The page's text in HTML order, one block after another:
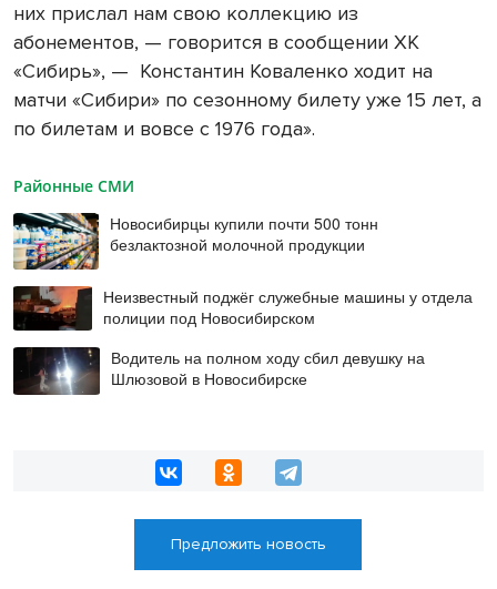
них прислал нам свою коллекцию из
абонементов, — говорится в сообщении ХК
«Сибирь», — Константин Коваленко ходит на
матчи «Сибири» по сезонному билету уже 15 лет, а
по билетам и вовсе с 1976 года».
Районные СМИ
Новосибирцы купили почти 500 тонн
безлактозной молочной продукции
Неизвестный поджёг служебные машины у отдела
полиции под Новосибирском
Водитель на полном ходу сбил девушку на
Шлюзовой в Новосибирске
Предложить новость